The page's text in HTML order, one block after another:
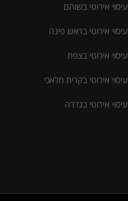
עיסוי אירוטי בשוהם
עיסוי אירוטי בראש פינה
עיסוי אירוטי בצפת
עיסוי אירוטי בקרית מלאכי
עיסוי אירוטי בגדרה